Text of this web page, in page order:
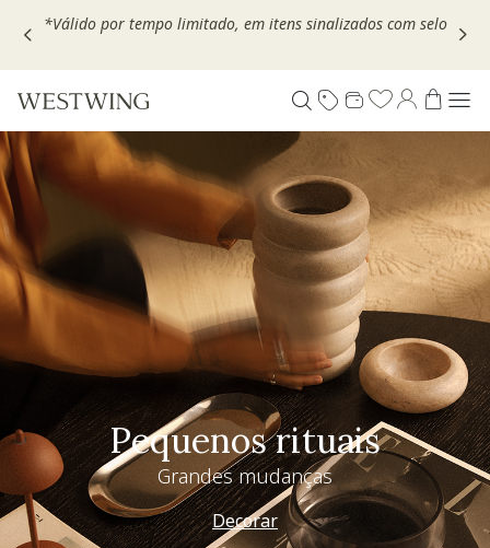
Escolha seu VOUCHER e ganhe até 30% OFF*: useMOVEL30,
Pequenos rituais
Grandes mudanças
Decorar